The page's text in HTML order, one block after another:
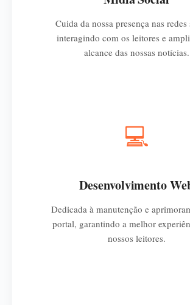
Cuida da nossa presença nas redes
interagindo com os leitores e
alcance das nossas notícias.
💻
Desenvolvimento
Dedicada à manutenção e
portal, garantindo a melhor
nossos leitores.